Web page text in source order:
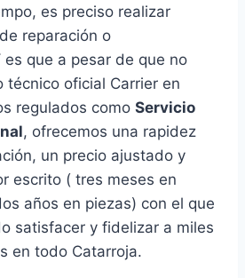
es preciso realizar
reparación o
que a pesar de que no
técnico oficial Carrier en
regulados como Servicio
, ofrecemos una rapidez
un precio ajustado y
escrito ( tres meses en
años en piezas) con el que
satisfacer y fidelizar a miles
en todo Catarroja.